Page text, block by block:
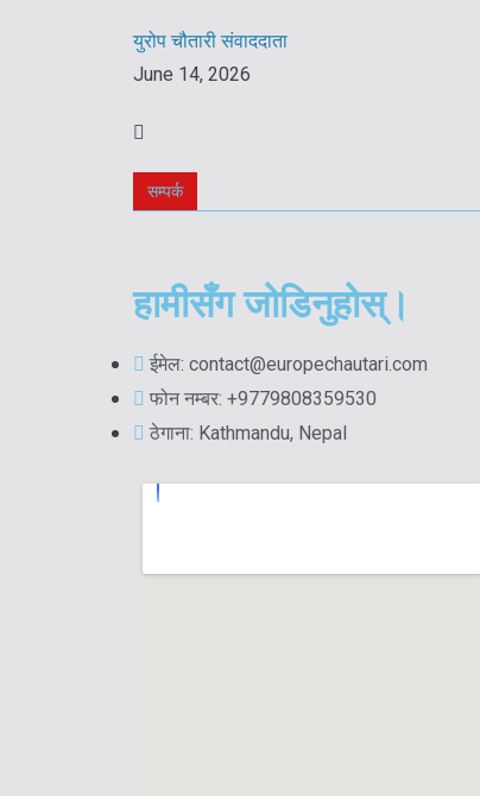
युरोप चौतारी संवाददाता
June 14, 2026
सम्पर्क
हामीसँग जोडिनुहोस्।
ईमेल: contact@europechautari.com
फोन नम्बर: +9779808359530
ठेगाना: Kathmandu, Nepal